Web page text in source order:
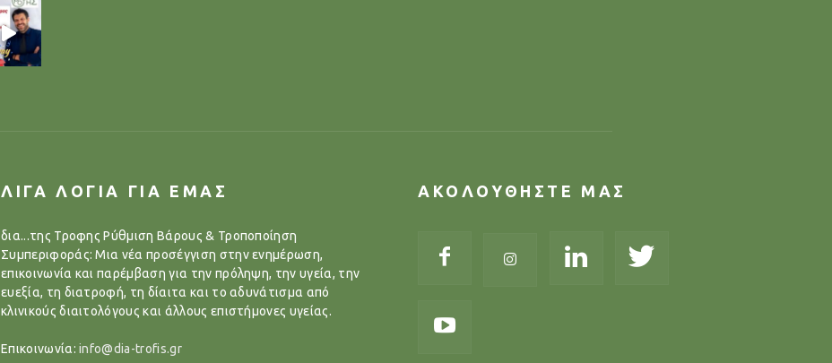
ΛΙΓΑ ΛΟΓΙΑ ΓΙΑ ΕΜΑΣ
δια...της Τροφης Ρύθμιση Βάρους & Τροποποίηση
Συμπεριφοράς: Μια νέα προσέγγιση στην ενημέρωση,
επικοινωνία και παρέμβαση για την πρόληψη, την υγεία, την
ευεξία, τη διατροφή, τη δίαιτα και το αδυνάτισμα από
κλινικούς διαιτολόγους και άλλους επιστήμονες υγείας.
Επικοινωνία:info@dia-trofis.gr
ΑΚΟΛΟΥΘΗΣΤΕ ΜΑΣ